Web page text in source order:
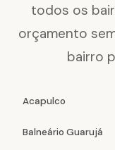
todos os
orçamento
bairro
Acapulco
Balneário Guarujá